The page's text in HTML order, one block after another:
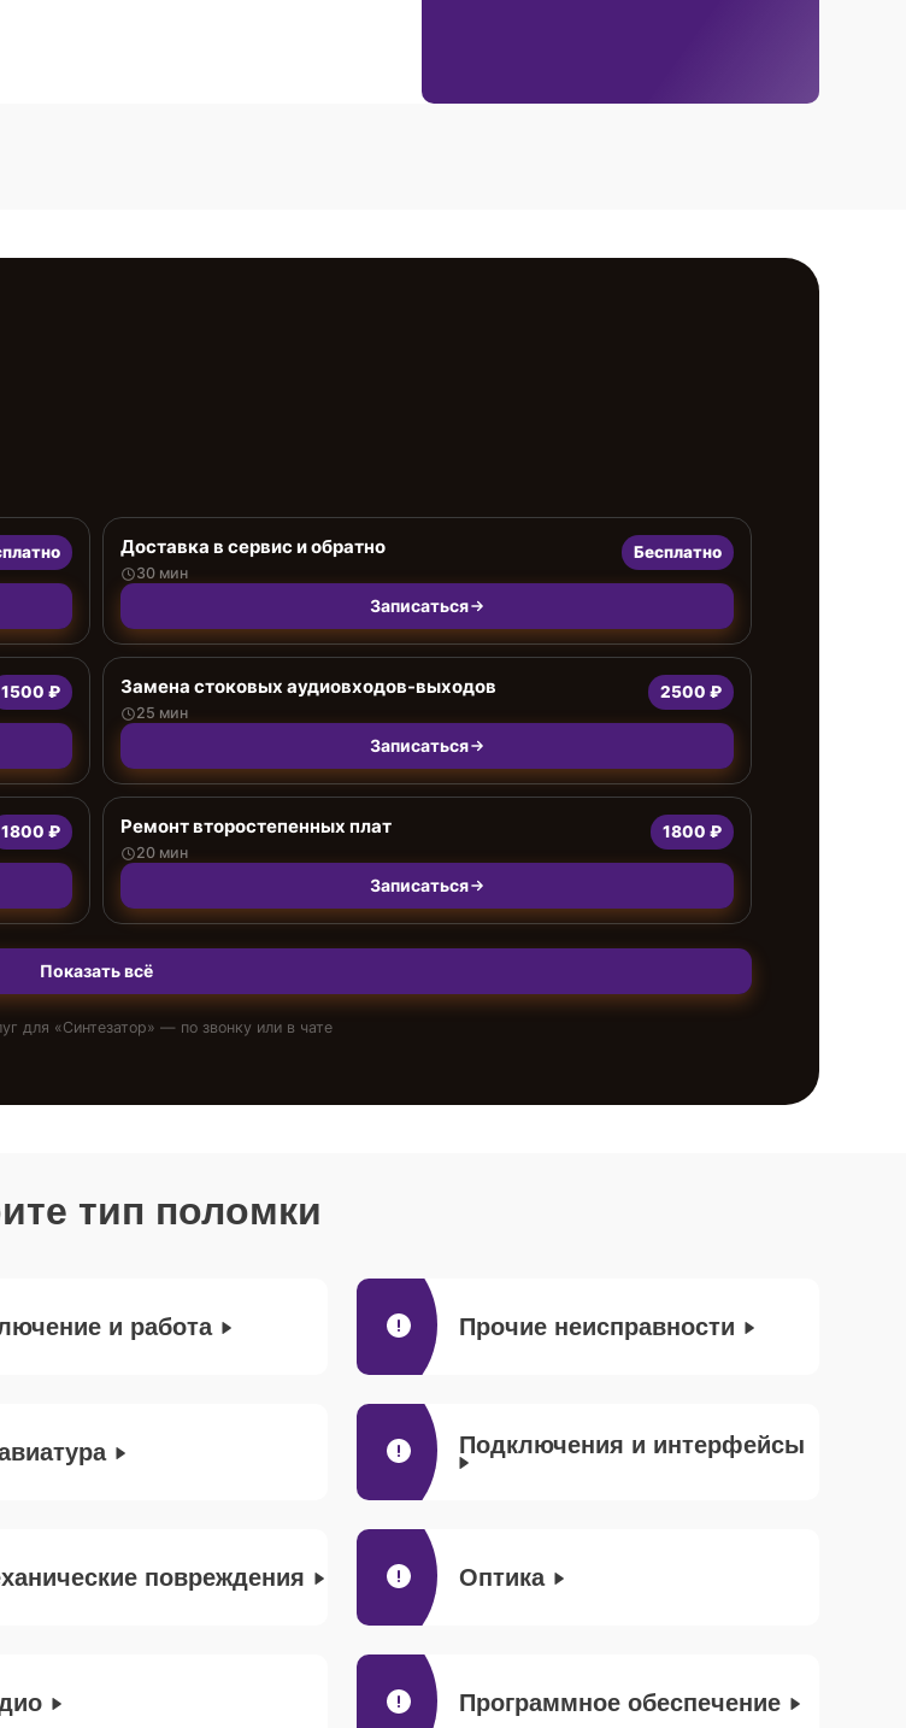
Доставка в сервис и обратно
30 мин
Бесплатно
Записаться
1500 ₽ Замена стоковых аудиовходов-выходов
25 мин
2500 ₽
Записаться
1800 ₽ Ремонт второстепенных плат
20 мин
1800 ₽
Записаться
Показать всё
для «Синтезатор» — по звонку или в чате
тип поломки
и работа Прочие неисправности
Подключения и интерфейсы
повреждения Оптика
Программное обеспечение